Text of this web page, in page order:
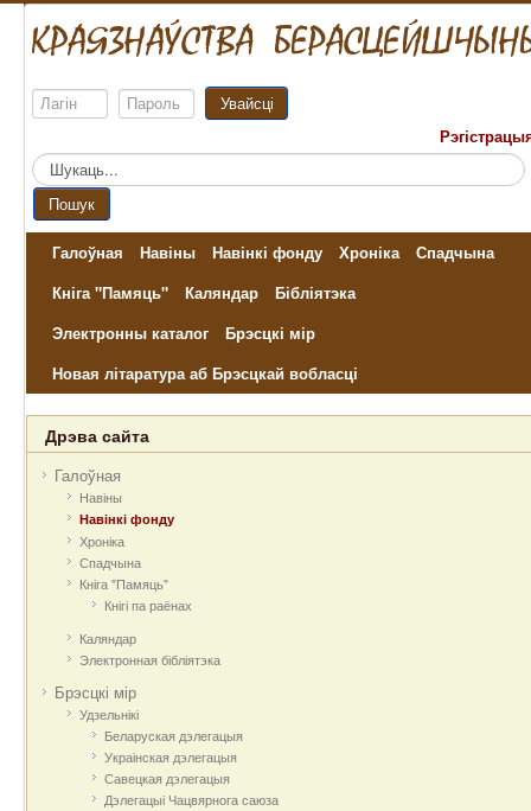
Увайсці
Пошук...
Пошук
Галоўная Навіны Навінкі фонду Хроніка
Спадчына
Кніга "Памяць"
Каляндар
Бібліятэка
Электронны каталог
Брэсцкі мір
Новая літаратура аб Брэсцкай вобласці
Дрэва сайта
Галоўная
Навіны
Навінкі фонду
Хроніка
Спадчына
Кніга "Памяць"
Кнігі па раёнах
Каляндар
Электронная бібліятэка
Брэсцкі мір
Удзельнікі
Беларуская дэлегацыя
Украінская дэлегацыя
Савецкая дэлегацыя
Дэлегацыі Чацвярнога саюза